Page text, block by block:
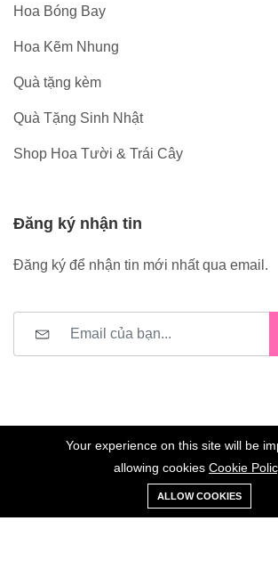
Hoa Bóng Bay
Hoa Kẽm Nhung
Quà tặng kèm
Quà Tặng Sinh Nhật
Shop Hoa Tười & Trái Cây
Đăng ký nhận tin
Đăng ký để nhận tin mới nhất qua email.
©2023 Hoa Nelly . All Rights
0
Xe
đẩy
Danh
yêu thích
Your experience on this site will be
allowing cookies Cookie
ALLOW COOKIES